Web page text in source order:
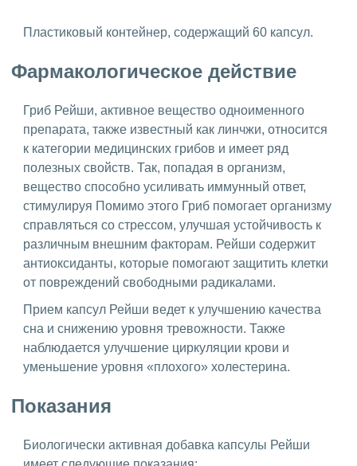
Пластиковый контейнер, содержащий 60 капсул.
Фармакологическое действие
Гриб Рейши, активное вещество одноименного
препарата, также известный как линчжи, относится
к категории медицинских грибов и имеет ряд
полезных свойств. Так, попадая в организм,
вещество способно усиливать иммунный ответ,
стимулируя Помимо этого Гриб помогает организму
справляться со стрессом, улучшая устойчивость к
различным внешним факторам. Рейши содержит
антиоксиданты, которые помогают защитить клетки
от повреждений свободными радикалами.
Прием капсул Рейши ведет к улучшению качества
сна и снижению уровня тревожности. Также
наблюдается улучшение циркуляции крови и
уменьшение уровня «плохого» холестерина.
Показания
Биологически активная добавка капсулы Рейши